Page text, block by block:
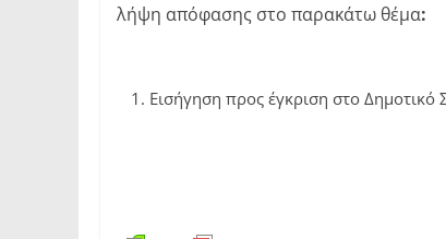
λήψη απόφασης στο παρακάτω θέμα:
Εισήγηση προς έγκριση στο